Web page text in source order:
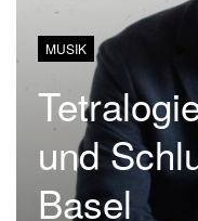
MUSIK
und
Basel